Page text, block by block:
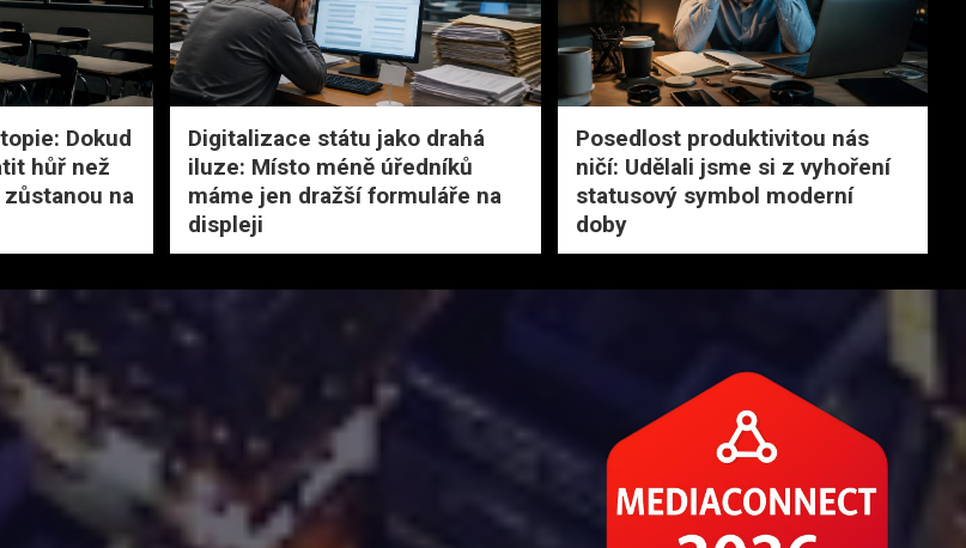
Dokud
hůř než
na
Digitalizace státu jako drahá
iluze: Místo méně úředníků
máme jen dražší formuláře na
displeji
Posedlost produktivitou nás
ničí: Udělali jsme si z vyhoření
statusový symbol moderní
doby